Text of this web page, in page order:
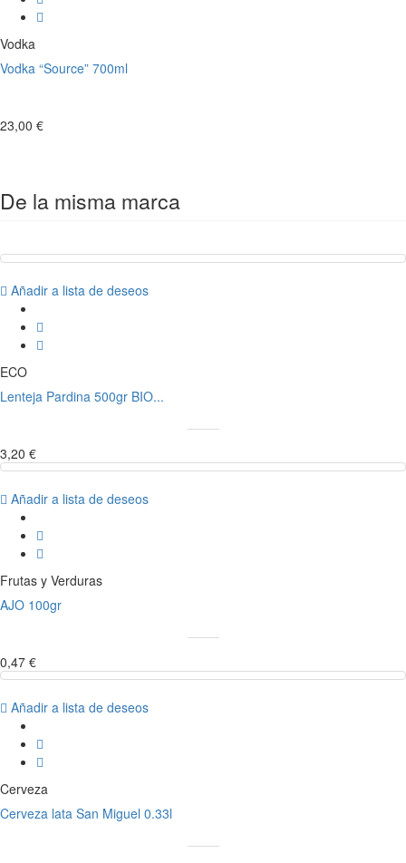
Vodka
Vodka “Source” 700ml
23,00 €
De la misma marca
Añadir a lista de deseos
ECO
Lenteja Pardina 500gr BIO...
3,20 €
Añadir a lista de deseos
Frutas y Verduras
AJO 100gr
0,47 €
Añadir a lista de deseos
Cerveza
Cerveza lata San Miguel 0.33l